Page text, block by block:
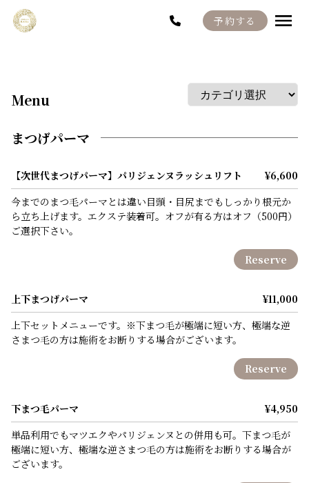
予約する
Menu
まつげパーマ
【次世代まつげパーマ】パリジェンヌラッシュリフト
¥6,600
今までのまつ毛パーマとは違い目頭・目尻までもしっかり根元か
ら立ち上げます。エクステ装着可。オフが有る方はオフ（500円）
ご選択下さい。
Reserve
上下まつげパーマ
¥11,000
上下セットメニューです。※下まつ毛が極端に短い方、極端な逆
さまつ毛の方は施術をお断りする場合がございます。
Reserve
下まつ毛パーマ
¥4,950
単品利用でもマツエクやパリジェンヌとの併用も可。下まつ毛が
極端に短い方、極端な逆さまつ毛の方は施術をお断りする場合が
ございます。